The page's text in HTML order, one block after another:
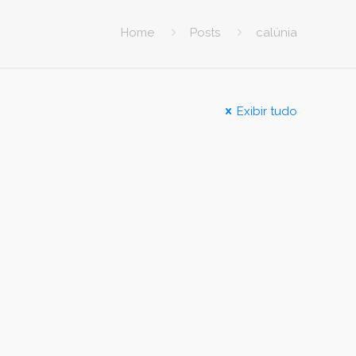
Home Posts calúnia
Exibir tudo